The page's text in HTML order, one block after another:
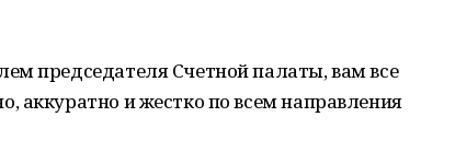
председателя Счетной палаты, вам все
аккуратно и жестко по всем направления